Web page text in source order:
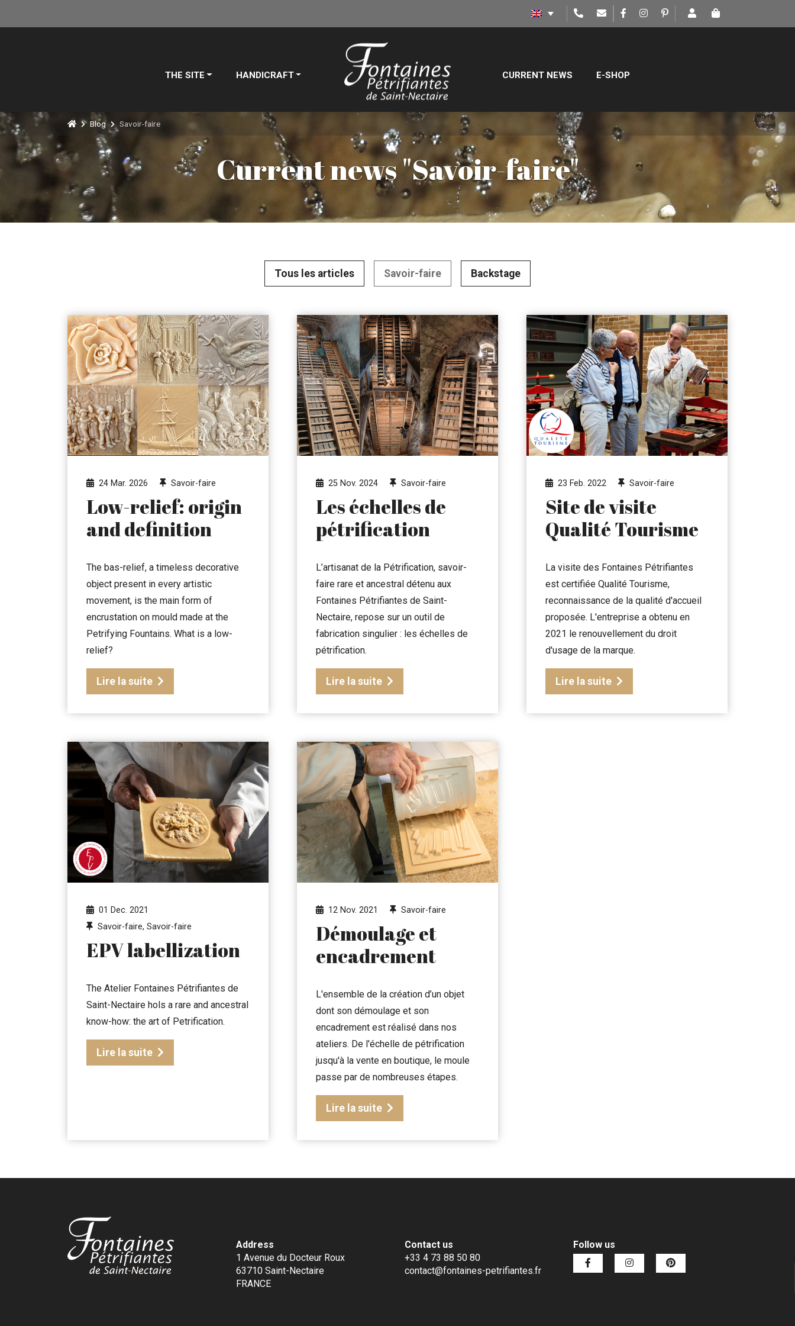
THE SITE HANDICRAFT CURRENT NEWS E-SHOP
Blog Savoir-faire
Current news "Savoir-faire"
Tous les articles Savoir-faire Backstage
24 Mar. 2026 Savoir-faire
Low-relief: origin
and definition
The bas-relief, a timeless decorative
object present in every artistic
movement, is the main form of
encrustation on mould made at the
Petrifying Fountains. What is a low-
relief?
Lire la suite
25 Nov. 2024 Savoir-faire
Les échelles de
pétrification
L’artisanat de la Pétrification, savoir-
faire rare et ancestral détenu aux
Fontaines Pétrifiantes de Saint-
Nectaire, repose sur un outil de
fabrication singulier : les échelles de
pétrification.
Lire la suite
23 Feb. 2022 Savoir-faire
Site de visite
Qualité Tourisme
La visite des Fontaines Pétrifiantes
est certifiée Qualité Tourisme,
reconnaissance de la qualité d'accueil
proposée. L'entreprise a obtenu en
2021 le renouvellement du droit
d'usage de la marque.
Lire la suite
01 Dec. 2021
Savoir-faire, Savoir-faire
EPV labellization
The Atelier Fontaines Pétrifiantes de
Saint-Nectaire hols a rare and ancestral
know-how: the art of Petrification.
Lire la suite
12 Nov. 2021 Savoir-faire
Démoulage et
encadrement
L'ensemble de la création d’un objet
dont son démoulage et son
encadrement est réalisé dans nos
ateliers. De l'échelle de pétrification
jusqu'à la vente en boutique, le moule
passe par de nombreuses étapes.
Lire la suite
Address
1 Avenue du Docteur Roux
63710 Saint-Nectaire
FRANCE
Contact us
+33 4 73 88 50 80
contact@fontaines-petrifiantes.fr
Follow us